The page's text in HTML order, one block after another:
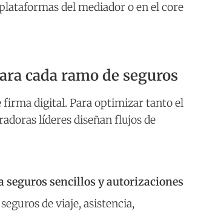
del mediador o en el core
cada ramo de seguros
firma digital. Para optimizar tanto el
líderes diseñan flujos de
sencillos y autorizaciones
de viaje, asistencia,